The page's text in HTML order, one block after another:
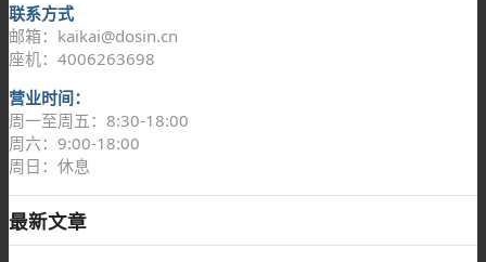
联系方式
邮箱：kaikai@dosin.cn
座机：4006263698
营业时间：
周一至周五：8:30-18:00
周六：9:00-18:00
周日：休息
最新文章